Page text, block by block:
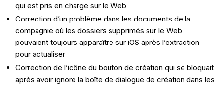
qui est pris en charge sur le Web
Correction d’un problème dans les documents de la
compagnie où les dossiers supprimés sur le Web
pouvaient toujours apparaître sur iOS après l’extraction
pour actualiser
Correction de l’icône du bouton de création qui se bloquait
après avoir ignoré la boîte de dialogue de création dans les